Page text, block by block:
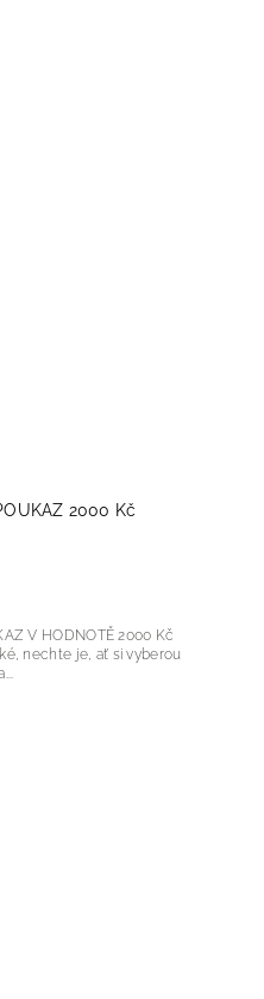
2000 Kč
V HODNOTĚ 2000 Kč
nechte je, ať si vyberou